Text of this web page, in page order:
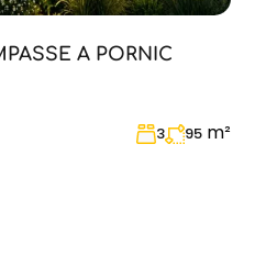
A PORNIC
3 95 m²